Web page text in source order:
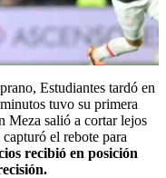
Estudiantes tardó en
tuvo su primera
Meza salió a cortar lejos
el rebote para
recibió en posición